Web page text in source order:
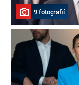
9 fotografií